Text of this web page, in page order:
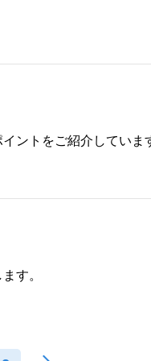
ントをご紹介していま
す。